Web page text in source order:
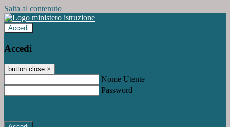
Salta al contenuto
Accedi
Accedi
button close ×
Nome Utente
Password